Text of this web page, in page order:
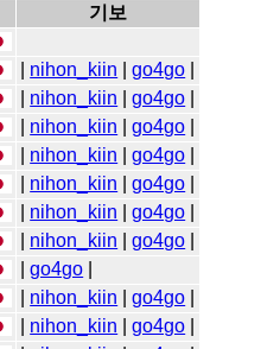
기보
nihon_kiin |go4go
nihon_kiin |go4go
nihon_kiin |go4go
nihon_kiin |go4go
nihon_kiin |go4go
nihon_kiin |go4go
nihon_kiin |go4go
|go4go
nihon_kiin |go4go
nihon_kiin |go4go